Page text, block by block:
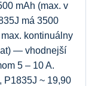
mAh (max. v
má 3500
kontinuálny
— vhodnejší
5 – 10 A.
P1835J ~ 19,90